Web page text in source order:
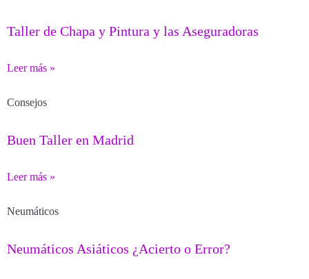
Taller de Chapa y Pintura y las Aseguradoras
Leer más »
Consejos
Buen Taller en Madrid
Leer más »
Neumáticos
Neumáticos Asiáticos ¿Acierto o Error?